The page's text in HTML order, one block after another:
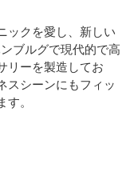
ックを愛し、新しい
ブルグで現代的で高
リーを製造してお
スシーンにもフィッ
。